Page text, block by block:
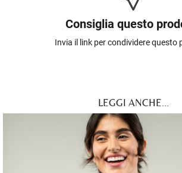
Consiglia questo
Invia il link per condividere questo
LEGGI ANCHE...